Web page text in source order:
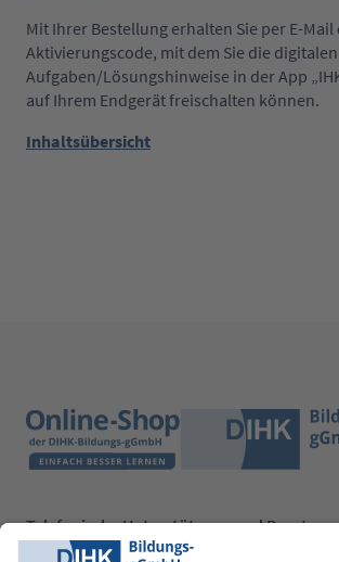
Mit Ihrer Bestellung erhalten Sie per E-Mail
Aktivierungscode, mit dem Sie die digitalen
Aufgaben/Lösungshinweise in der App
auf Ihrem Endgerät freischalten können.
Inhaltsübersicht
Telefonische Unterstützung und